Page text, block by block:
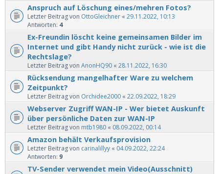
Anspruch auf Löschung eines/mehren Fotos?
Letzter Beitrag von OttoGleichner « 29.11.2022, 10:13
Antworten: 4
Ex-Freundin löscht keine gemeinsamen Bilder im
Internet und gibt Handy nicht zurück - wie ist die
Rechtslage?
Letzter Beitrag von AnonHQ90 « 28.11.2022, 16:30
Rücksendung mangelhafter Ware zu welchem
Zeitpunkt?
Letzter Beitrag von Orchidee2000 « 22.09.2022, 18:29
Webserver Zugriff WAN-IP - Wer bietet Auskunft
über persönliche Daten zur WAN-IP
Letzter Beitrag von mtb1980 « 08.09.2022, 00:14
Amazon behält Verkaufsprovision
Letzter Beitrag von carinalillyy « 04.09.2022, 22:24
Antworten: 9
TV-Sender verwendet mein Video(Ausschnitt)